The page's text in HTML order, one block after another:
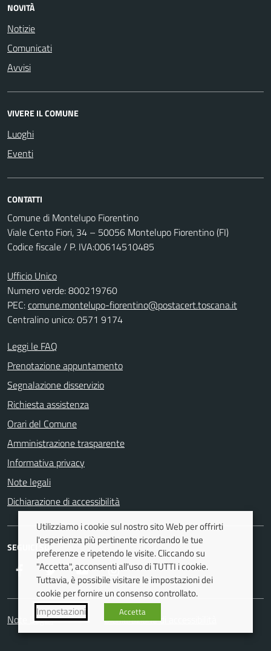
NOVITÀ
Notizie
Comunicati
Avvisi
VIVERE IL COMUNE
Luoghi
Eventi
CONTATTI
Comune di Montelupo Fiorentino
Viale Cento Fiori, 34 – 50056 Montelupo Fiorentino (FI)
Codice fiscale / P. IVA:00614510485
Ufficio Unico
Numero verde: 800219760
PEC:comune.montelupo-fiorentino@postacert.toscana.it
Centralino unico: 0571 9174
Leggi le FAQ
Prenotazione appuntamento
Segnalazione disservizio
Richiesta assistenza
Orari del Comune
Amministrazione trasparente
Informativa privacy
Note legali
Dichiarazione di accessibilità
SEGUICI SU
FacebookTwitter YoutubeInstagram
Note Legali Dichiarazione di accessibilità
Utilizziamo i cookie sul nostro sito Web per offrirti
l'esperienza più pertinente ricordando le tue
preferenze e ripetendo le visite. Cliccando su
"Accetta", acconsenti all'uso di TUTTI i cookie.
Tuttavia, è possibile visitare le impostazioni dei
cookie per fornire un consenso controllato.
Impostazioni
Accetta